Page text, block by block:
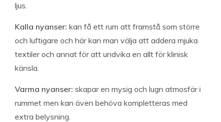
ljus.
Kalla nyanser: kan få ett rum att framstå som större
och luftigare och här kan man välja att addera mjuka
textiler och annat för att undvika en allt för klinisk
känsla.
Varma nyanser: skapar en mysig och lugn atmosfär i
rummet men kan även behöva kompletteras med
extra belysning.